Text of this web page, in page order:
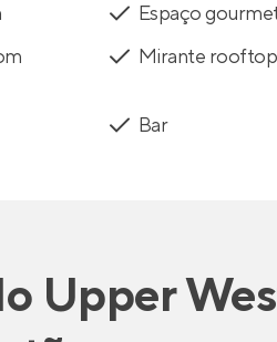
Espaço
Mirante rooftop
Bar
Upper